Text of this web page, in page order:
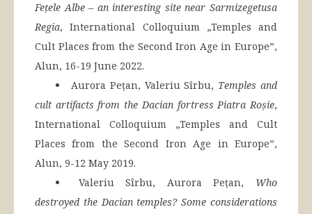
Fețele Albe – an interesting site near Sarmizegetusa
Regia, International Colloquium „Temples and
Cult Places from the Second Iron Age in Europe”,
Alun, 16-19 June 2022.
Aurora Pețan, Valeriu Sîrbu, Temples and
cult artifacts from the Dacian fortress Piatra Roșie,
International Colloquium „Temples and Cult
Places from the Second Iron Age in Europe”,
Alun, 9-12 May 2019.
Valeriu Sîrbu, Aurora Pețan, Who
destroyed the Dacian temples? Some considerations